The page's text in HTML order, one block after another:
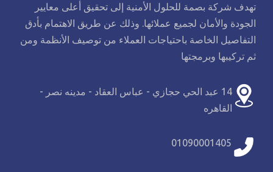
14 عبد الحي حجازي - عباس العقاد - مدينه نصر -
القاهره
01090001405
تهدف شركة بصمة للحلول الأمنية إلى تحقيق أعلى معايير
الجودة والأمان لجميع عملائها. وذلك عن طريق الاهتمام بأدق
التفاصيل الخاصة باحتياجات العملاء من توصيف الأنظمة ومن
ثم تركيبها وبرمجتها